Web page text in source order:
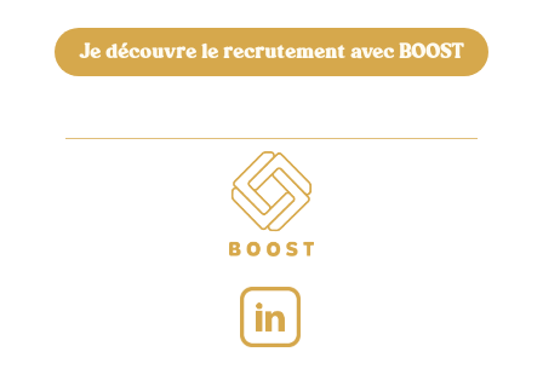
Je découvre le recrutement avec BOOST